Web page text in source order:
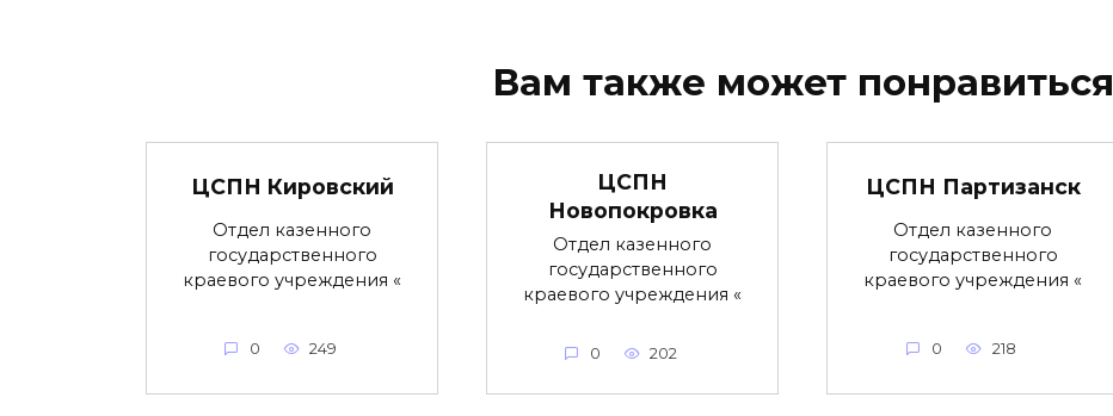
Вам также может понравиться
ЦСПН Кировский
Отдел казенного
государственного
краевого учреждения «
0 249
ЦСПН
Новопокровка
Отдел казенного
государственного
краевого учреждения «
0 202
ЦСПН Партизанск
Отдел казенного
государственного
краевого учреждения «
0 218